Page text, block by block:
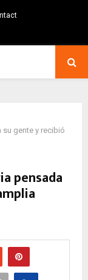
su gente y recibió
pensada